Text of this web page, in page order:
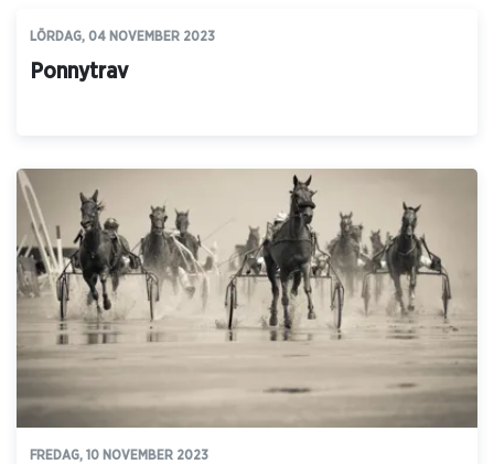
LÖRDAG, 04 NOVEMBER 2023
Ponnytrav
FREDAG, 10 NOVEMBER 2023